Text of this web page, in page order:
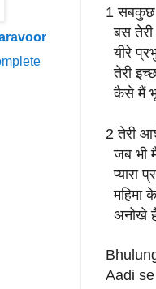
1 सबकुछ
बस
यीरे
तेरी
कैसे मैं
2 तेरी
जब भी
प्यारा
महिमा
अनोखे
Aadi